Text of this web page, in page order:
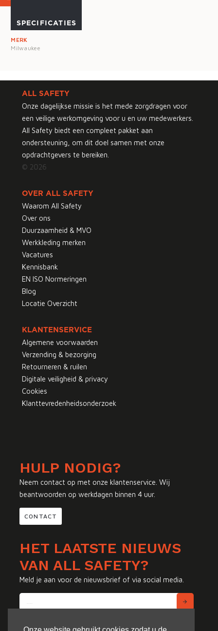
SPECIFICATIES
MERK
Milwaukee
ALL SAFETY
Onze dagelijkse missie is het mede zorgdragen voor
een veilige werkomgeving voor u en uw medewerkers.
All Safety biedt een compleet pakket aan
ondersteuning, om dit doel samen met onze
opdrachtgevers te bereiken.
© 2026
OVER ALL SAFETY
Waarom All Safety
Over ons
Duurzaamheid & MVO
Werkkleding merken
Vacatures
Kennisbank
EN ISO Normeringen
Blog
Locatie Overzicht
KLANTENSERVICE
Algemene voorwaarden
Verzending & bezorging
Retourneren & ruilen
Digitale veiligheid & privacy
Cookies
Klanttevredenheidsonderzoek
HULP NODIG?
Neem contact op met onze klantenservice. Wij
beantwoorden op werkdagen binnen 4 uur.
CONTACT
HET LAATSTE NIEUWS
VAN ALL SAFETY?
Meld je aan voor de nieuwsbrief of via social media.